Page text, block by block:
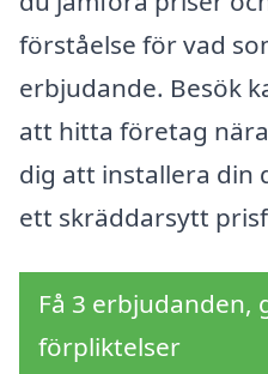
förståelse för vad
erbjudande. Besök
att hitta företag
dig att installera din
ett skräddarsytt
Få 3 erbjudanden,
förpliktelser